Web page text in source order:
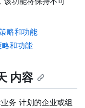
略和功能
和功能
内容
务 计划的企业或组